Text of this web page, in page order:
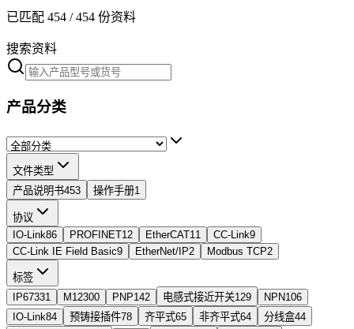
已匹配 454 /454 份资料
搜索资料
产品分类
文件类型
产品说明书453 操作手册1
协议
IO-Link86 PROFINET12 EtherCAT11 CC-Link9
CC-Link IE Field Basic9 EtherNet/IP2 Modbus TCP2
标签
IP67331 M12300 PNP142 电感式接近开关129 NPN106
IO-Link84 预铸接插件78 齐平式65 非齐平式64 分线盒44